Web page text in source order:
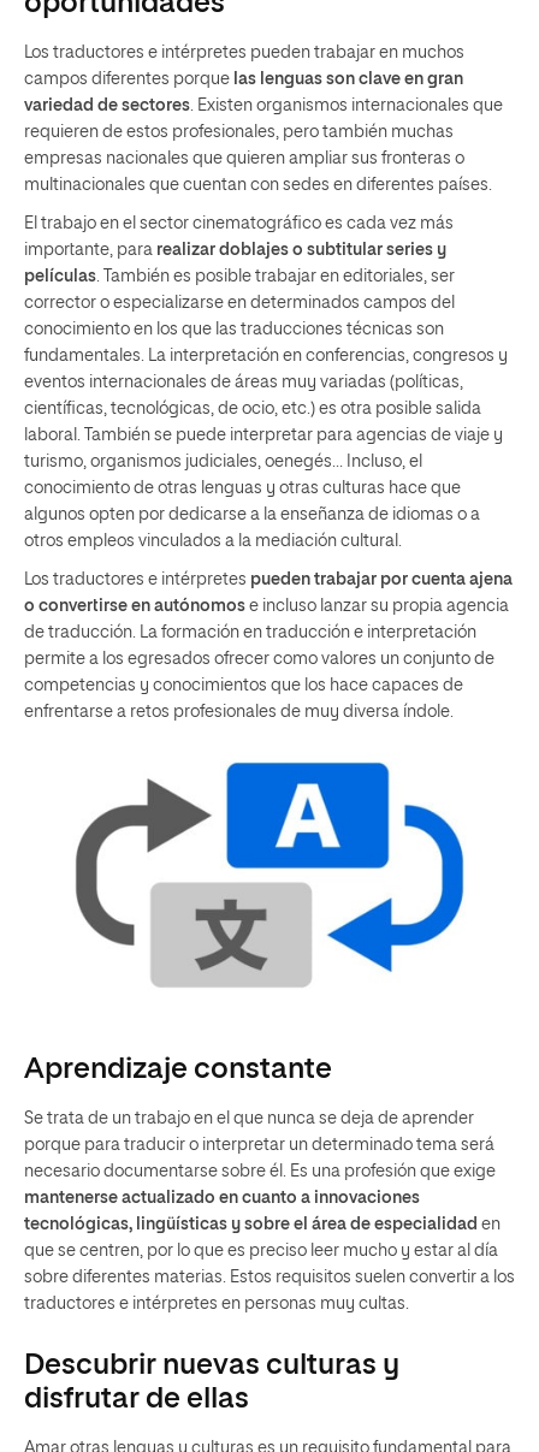
Los traductores e intérpretes pueden trabajar en muchos
campos diferentes porque las lenguas son clave en gran
variedad de sectores . Existen organismos internacionales que
requieren de estos profesionales, pero también muchas
empresas nacionales que quieren ampliar sus fronteras o
multinacionales que cuentan con sedes en diferentes países.
El trabajo en el sector cinematográfico es cada vez más
importante, para realizar doblajes o subtitular series y
películas . También es posible trabajar en editoriales, ser
corrector o especializarse en determinados campos del
conocimiento en los que las traducciones técnicas son
fundamentales. La interpretación en conferencias, congresos y
eventos internacionales de áreas muy variadas (políticas,
científicas, tecnológicas, de ocio, etc.) es otra posible salida
laboral. También se puede interpretar para agencias de viaje y
turismo, organismos judiciales, oenegés… Incluso, el
conocimiento de otras lenguas y otras culturas hace que
algunos opten por dedicarse a la enseñanza de idiomas o a
otros empleos vinculados a la mediación cultural.
Los traductores e intérpretes pueden trabajar por cuenta ajena
o convertirse en autónomos e incluso lanzar su propia agencia
de traducción. La formación en traducción e interpretación
permite a los egresados ofrecer como valores un conjunto de
competencias y conocimientos que los hace capaces de
enfrentarse a retos profesionales de muy diversa índole.
Aprendizaje constante
Se trata de un trabajo en el que nunca se deja de aprender
porque para traducir o interpretar un determinado tema será
necesario documentarse sobre él. Es una profesión que exige
mantenerse actualizado en cuanto a innovaciones
tecnológicas, lingüísticas y sobre el área de especialidad en
que se centren, por lo que es preciso leer mucho y estar al día
sobre diferentes materias. Estos requisitos suelen convertir a los
traductores e intérpretes en personas muy cultas.
Descubrir nuevas culturas y
disfrutar de ellas
Amar otras lenguas y culturas es un requisito fundamental para